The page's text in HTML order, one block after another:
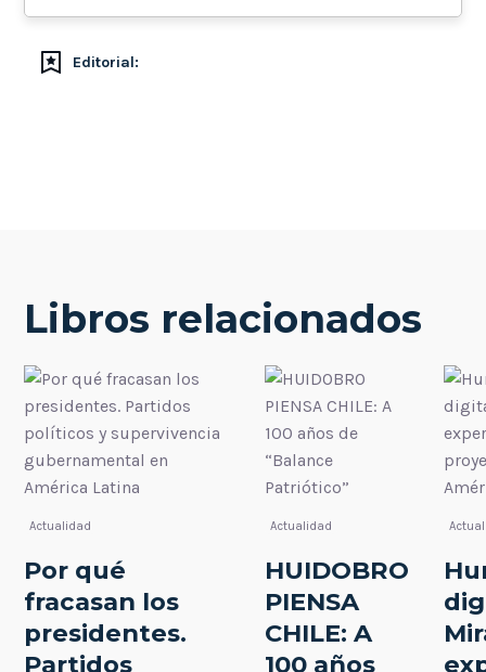
Editorial:
Libros relacionados
Actualidad
Por qué
fracasan los
presidentes.
Partidos
Actualidad
HUIDOBRO
PIENSA
CHILE: A
100 años